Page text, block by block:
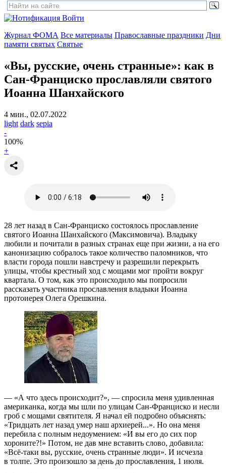
Войти
Журнал ФОМА Все материалы Православные праздники Дни
памяти святых Святые
«Вы, русские, очень странные»: как в
Сан-Франциско прославляли святого
Иоанна Шанхайского
4 мин., 02.07.2022
light dark sepia
-
100%
+
28 лет назад в Сан-Франциско состоялось прославление
святого Иоанна Шанхайского (Максимовича). Владыку
любили и почитали в разных странах еще при жизни, а на его
канонизацию собралось такое количество паломников, что
власти города пошли навстречу и разрешили перекрыть
улицы, чтобы крестный ход с мощами мог пройти вокруг
квартала. О том, как это происходило мы попросили
рассказать участника прославления владыки Иоанна
протоиерея Олега Орешкина.
— «А что здесь происходит?», — спросила меня удивленная
американка, когда мы шли по улицам Сан-Франциско и несли
гроб с мощами святителя. Я начал ей подробно объяснять:
«Тридцать лет назад умер наш архиерей...». Но она меня
перебила с полным недоумением: «И вы его до сих пор
хороните?!» Потом, не дав мне вставить слово, добавила:
«Всё-таки вы, русские, очень странные люди». И исчезла
в толпе. Это произошло за день до прославления, 1 июля.